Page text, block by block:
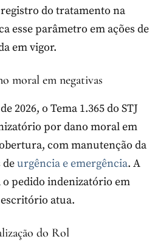
do tratamento na
esse parâmetro em ações de
em vigor.
moral em negativas
2026, o Tema 1.365 do STJ
por dano moral em
com manutenção da
deurgência e emergência. A
pedido indenizatório em
escritório atua.
do Rol